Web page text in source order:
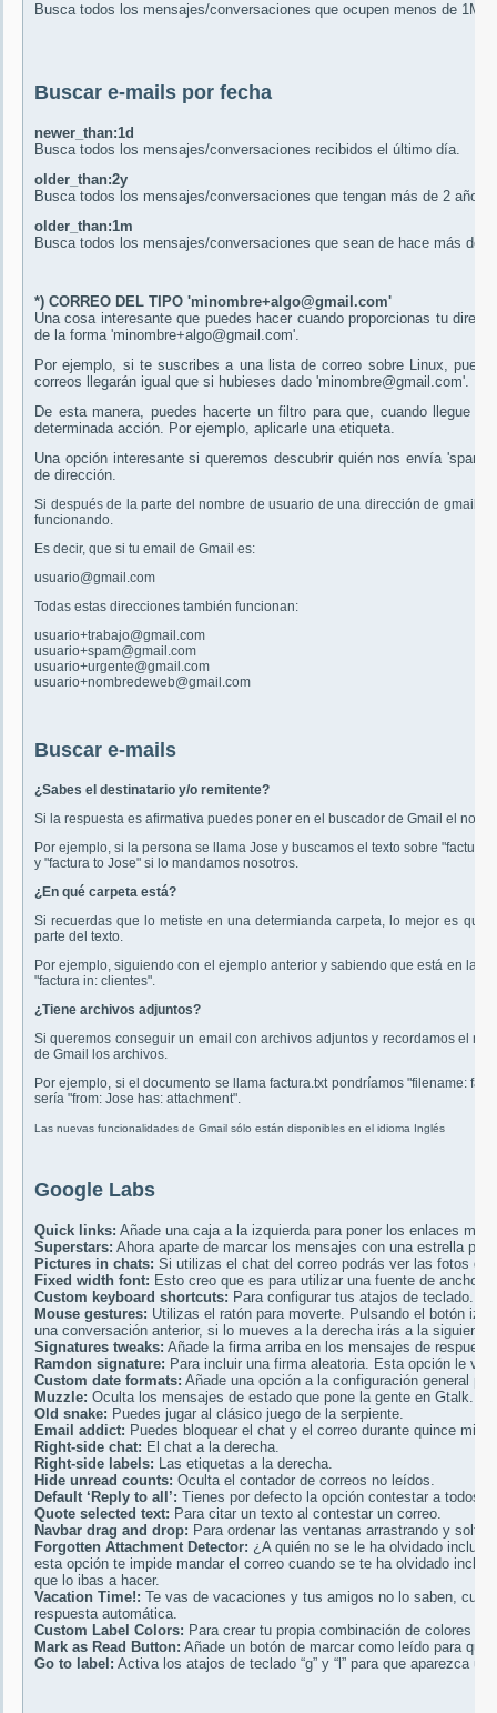
Busca todos los mensajes/conversaciones que ocupen menos de 1MB
Buscar e-mails por fecha
newer_than:1d
Busca todos los mensajes/conversaciones recibidos el último día.
older_than:2y
Busca todos los mensajes/conversaciones que tengan más de 2 años.
older_than:1m
Busca todos los mensajes/conversaciones que sean de hace más de
*) CORREO DEL TIPO 'minombre+algo@gmail.com'
Una cosa interesante que puedes hacer cuando proporcionas tu
de la forma 'minombre+algo@gmail.com'.
Por ejemplo, si te suscribes a una lista de correo sobre Linux,
correos llegarán igual que si hubieses dado 'minombre@gmail.com'.
De esta manera, puedes hacerte un filtro para que, cuando llegue
determinada acción. Por ejemplo, aplicarle una etiqueta.
Una opción interesante si queremos descubrir quién nos envía
de dirección.
Si después de la parte del nombre de usuario de una dirección de gmail
funcionando.
Es decir, que si tu email de Gmail es:
usuario@gmail.com
Todas estas direcciones también funcionan:
usuario+trabajo@gmail.com
usuario+spam@gmail.com
usuario+urgente@gmail.com
usuario+nombredeweb@gmail.com
Buscar e-mails
¿Sabes el destinatario y/o remitente?
Si la respuesta es afirmativa puedes poner en el buscador de Gmail el
Por ejemplo, si la persona se llama Jose y buscamos el texto sobre
y "factura to Jose" si lo mandamos nosotros.
¿En qué carpeta está?
Si recuerdas que lo metiste en una determianda carpeta, lo mejor es
parte del texto.
Por ejemplo, siguiendo con el ejemplo anterior y sabiendo que está en la
"factura in: clientes".
¿Tiene archivos adjuntos?
Si queremos conseguir un email con archivos adjuntos y recordamos el
de Gmail los archivos.
Por ejemplo, si el documento se llama factura.txt pondríamos "filename:
sería "from: Jose has: attachment".
Las nuevas funcionalidades de Gmail sólo están disponibles en el idioma Inglés
Google Labs
Quick links: Añade una caja a la izquierda para poner los enlaces más
Superstars: Ahora aparte de marcar los mensajes con una estrella
Pictures in chats: Si utilizas el chat del correo podrás ver las fotos de
Fixed width font: Esto creo que es para utilizar una fuente de ancho
Custom keyboard shortcuts: Para configurar tus atajos de teclado.
Mouse gestures: Utilizas el ratón para moverte. Pulsando el botón
una conversación anterior, si lo mueves a la derecha irás a la siguiente.
Signatures tweaks: Añade la firma arriba en los mensajes de
Ramdon signature: Para incluir una firma aleatoria. Esta opción le
Custom date formats: Añade una opción a la configuración general
Muzzle: Oculta los mensajes de estado que pone la gente en Gtalk.
Old snake: Puedes jugar al clásico juego de la serpiente.
Email addict: Puedes bloquear el chat y el correo durante quince
Right-side chat: El chat a la derecha.
Right-side labels: Las etiquetas a la derecha.
Hide unread counts: Oculta el contador de correos no leídos.
Default ‘Reply to all’: Tienes por defecto la opción contestar a todos
Quote selected text: Para citar un texto al contestar un correo.
Navbar drag and drop: Para ordenar las ventanas arrastrando y
Forgotten Attachment Detector: ¿A quién no se le ha olvidado incluir
esta opción te impide mandar el correo cuando se te ha olvidado
que lo ibas a hacer.
Vacation Time!: Te vas de vacaciones y tus amigos no lo saben,
respuesta automática.
Custom Label Colors: Para crear tu propia combinación de colores a
Mark as Read Button: Añade un botón de marcar como leído para
Go to label: Activa los atajos de teclado “g” y “l” para que aparezca